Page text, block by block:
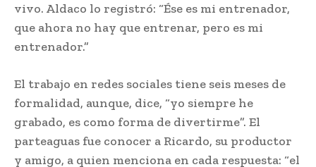
vivo. Aldaco lo registró: “Ése es mi entrenador,
que ahora no hay que entrenar, pero es mi
entrenador.”
El trabajo en redes sociales tiene seis meses de
formalidad, aunque, dice, “yo siempre he
grabado, es como forma de divertirme”. El
parteaguas fue conocer a Ricardo, su productor
y amigo, a quien menciona en cada respuesta: “el